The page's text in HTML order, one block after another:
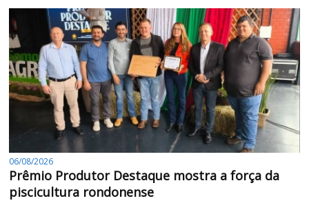
06/08/2026
Prêmio Produtor Destaque mostra a força da
piscicultura rondonense